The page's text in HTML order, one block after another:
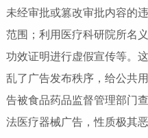
未经审批或篡改审批内容的
范围；利用医疗科研院所名
功效证明进行虚假宣传等。
乱了广告发布秩序，给公共
告被食品药品监督管理部门
法医疗器械广告，性质极其恶